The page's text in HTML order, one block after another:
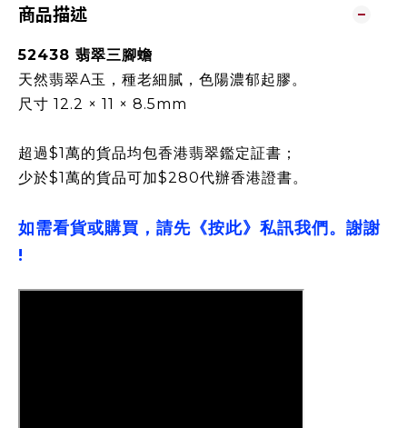
商品描述
52438 翡翠三腳蟾
天然翡翠A玉，種老細膩，色陽濃郁起膠。
尺寸 12.2 × 11 × 8.5mm
超過$1萬的貨品均包香港翡翠鑑定証書；
少於$1萬的貨品可加$280代辦香港證書。
如需看貨或購買，請先《按此》私訊我們。謝謝
!